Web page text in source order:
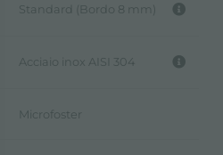
Standard (Bordo 8 mm)
Acciaio inox AISI 304
Microfoster